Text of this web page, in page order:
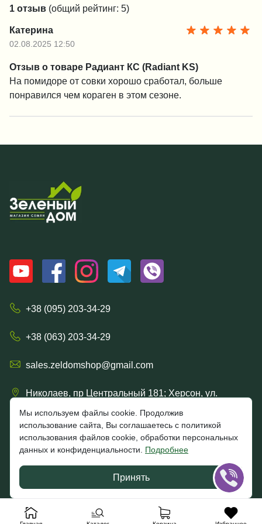
1 отзыв (общий рейтинг: 5)
Катерина
02.08.2025 12:50
Отзыв о товаре Радиант КС (Radiant KS)
На помидоре от совки хорошо сработал, больше
понравился чем кораген в этом сезоне.
+38 (095) 203-34-29
+38 (063) 203-34-29
sales.zeldomshop@gmail.com
Николаев, пр Центральный 181; Херсон, ул.
4.7★★★★★
★★★★★
Мы используем файлы cookie. Продолжив
использование сайта, Вы соглашаетесь с политикой
использования файлов cookie, обработки персональных
данных и конфиденциальности.
Подробнее
Принять